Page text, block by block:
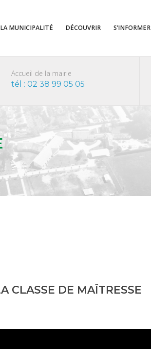
LA MUNICIPALITÉ DÉCOUVRIR S’INFORMER
Accueil de la mairie
tél : 02 38 99 05 05
CLASSE DE MAÎTRESSE